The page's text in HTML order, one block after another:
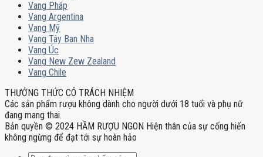
Vang Pháp
Vang Argentina
Vang Mỹ
Vang Tây Ban Nha
Vang Úc
Vang New Zew Zealand
Vang Chile
THƯỞNG THỨC CÓ TRÁCH NHIỆM
Các sản phẩm rượu không dành cho người dưới 18 tuổi và phụ nữ
đang mang thai.
Bản quyền © 2024 HẦM RƯỢU NGON Hiện thân của sự cống hiến
không ngừng để đạt tới sự hoàn hảo